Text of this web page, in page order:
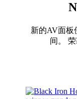
新的AV面板
间。 荣